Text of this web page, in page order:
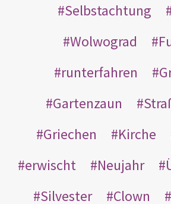
Selbstachtung
Wolwograd
runterfahren
Gartenzaun
Griechen
Kirche
erwischt
Neujahr
Silvester
Clown